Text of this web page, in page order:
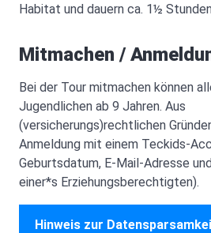
Habitat und dauern ca. 1½
Mitmachen /
Bei der Tour mitmachen können
Jugendlichen ab 9 Jahren. Aus
(versicherungs)rechtlichen
Anmeldung mit einem Teckids-
Geburtsdatum, E-Mail-Adresse
einer*s Erziehungsberechtigten).
Hinweis zur